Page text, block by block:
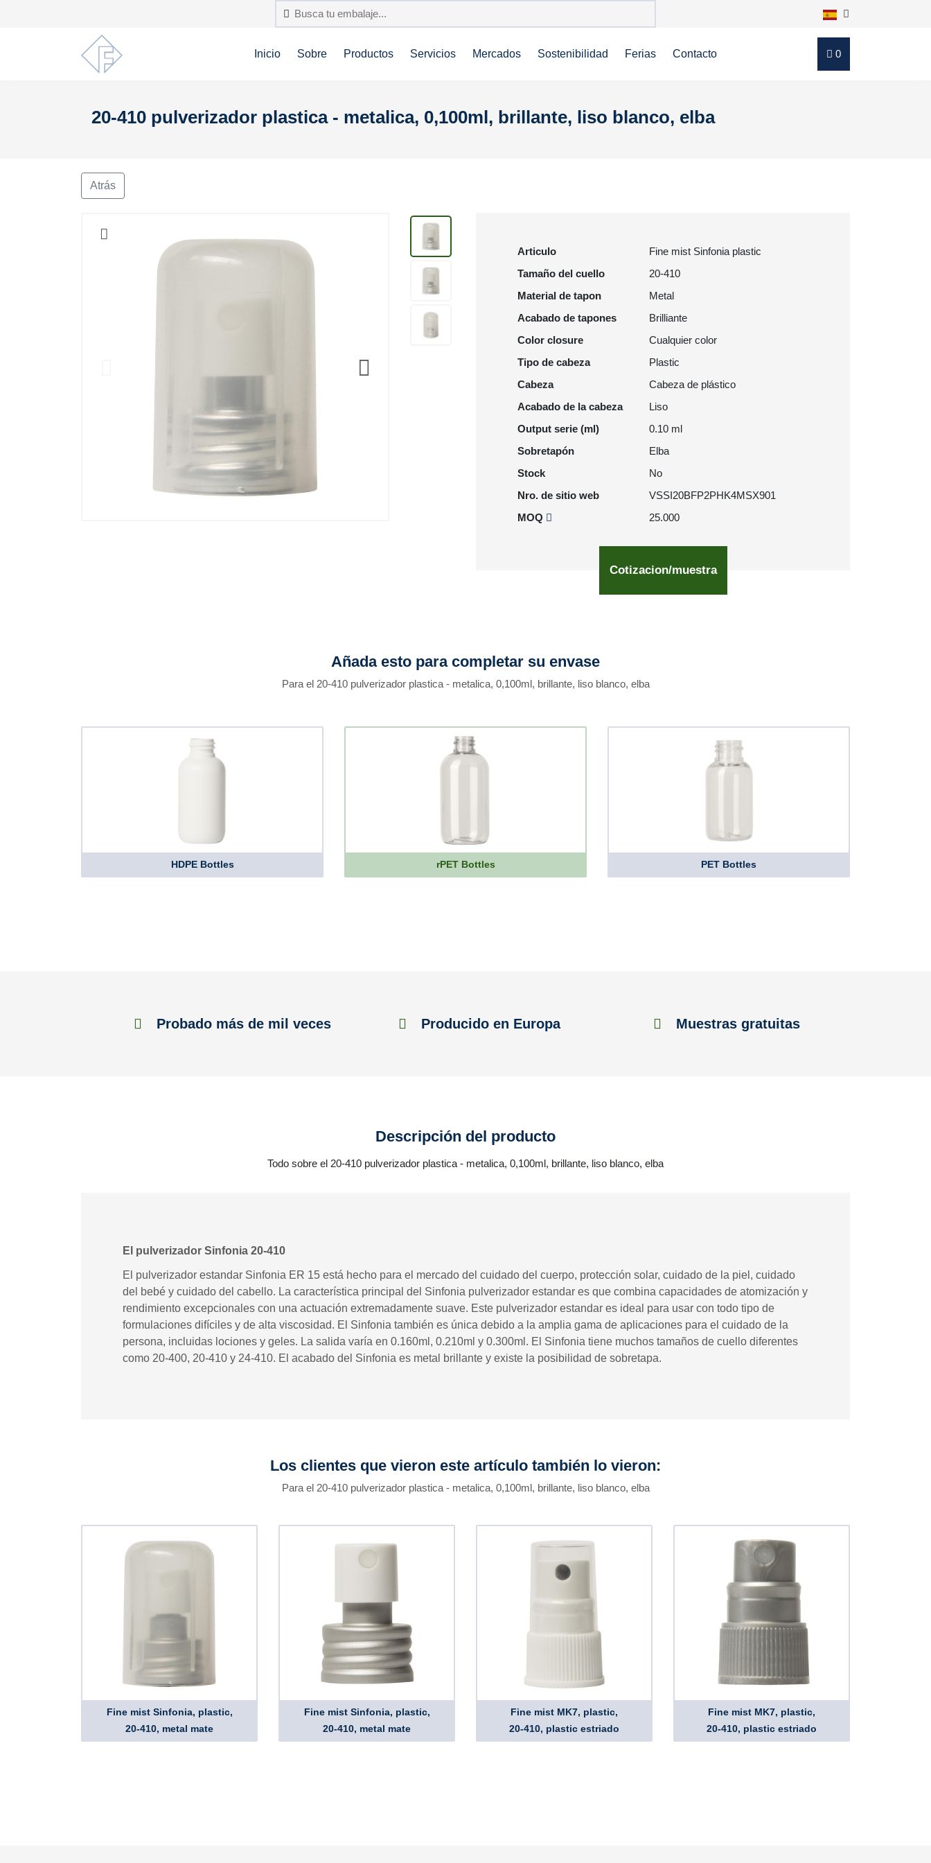
Inicio Sobre Productos Servicios Mercados Sostenibilidad Ferias Contacto 0
20-410 pulverizador plastica - metalica, 0,100ml, brillante, liso blanco, elba
Atrás
Articulo
Fine mist Sinfonia plastic
Tamaño del cuello
20-410
Material de tapon
Metal
Acabado de tapones
Brilliante
Color closure
Cualquier color
Tipo de cabeza
Plastic
Cabeza
Cabeza de plástico
Acabado de la cabeza
Liso
Output serie (ml)
0.10 ml
Sobretapón
Elba
Stock
No
Nro. de sitio web
VSSI20BFP2PHK4MSX901
MOQ
25.000
Cotizacion/muestra
Añada esto para completar su envase
Para el 20-410 pulverizador plastica - metalica, 0,100ml, brillante, liso blanco, elba
HDPE Bottles rPET Bottles PET Bottles
Probado más de mil veces Producido en Europa Muestras gratuitas
Descripción del producto
Todo sobre el 20-410 pulverizador plastica - metalica, 0,100ml, brillante, liso blanco, elba
El pulverizador Sinfonia 20-410
El pulverizador estandar Sinfonia ER 15 está hecho para el mercado del cuidado del cuerpo, protección solar, cuidado de la piel, cuidado
del bebé y cuidado del cabello. La característica principal del Sinfonia pulverizador estandar es que combina capacidades de atomización y
rendimiento excepcionales con una actuación extremadamente suave. Este pulverizador estandar es ideal para usar con todo tipo de
formulaciones difíciles y de alta viscosidad. El Sinfonia también es única debido a la amplia gama de aplicaciones para el cuidado de la
persona, incluidas lociones y geles. La salida varía en 0.160ml, 0.210ml y 0.300ml. El Sinfonia tiene muchos tamaños de cuello diferentes
como 20-400, 20-410 y 24-410. El acabado del Sinfonia es metal brillante y existe la posibilidad de sobretapa.
Los clientes que vieron este artículo también lo vieron:
Para el 20-410 pulverizador plastica - metalica, 0,100ml, brillante, liso blanco, elba
Fine mist Sinfonia, plastic,
20-410, metal mate
Fine mist Sinfonia, plastic,
20-410, metal mate
Fine mist MK7, plastic,
20-410, plastic estriado
Fine mist MK7, plastic,
20-410, plastic estriado